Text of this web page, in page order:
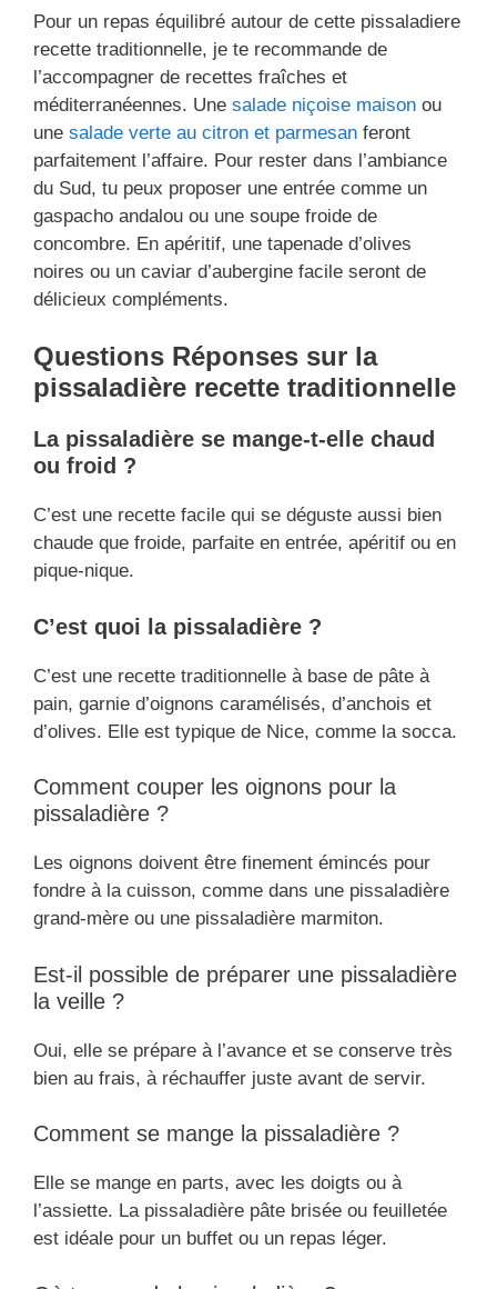
Pour un repas équilibré autour de cette pissaladiere
recette traditionnelle, je te recommande de
l’accompagner de recettes fraîches et
méditerranéennes. Une salade niçoise maison ou
une salade verte au citron et parmesan feront
parfaitement l’affaire. Pour rester dans l’ambiance
du Sud, tu peux proposer une entrée comme un
gaspacho andalou ou une soupe froide de
concombre. En apéritif, une tapenade d’olives
noires ou un caviar d’aubergine facile seront de
délicieux compléments.
Questions Réponses sur la
pissaladière recette traditionnelle
La pissaladière se mange-t-elle chaud
ou froid ?
C’est une recette facile qui se déguste aussi bien
chaude que froide, parfaite en entrée, apéritif ou en
pique-nique.
C’est quoi la pissaladière ?
C’est une recette traditionnelle à base de pâte à
pain, garnie d’oignons caramélisés, d’anchois et
d’olives. Elle est typique de Nice, comme la socca.
Comment couper les oignons pour la
pissaladière ?
Les oignons doivent être finement émincés pour
fondre à la cuisson, comme dans une pissaladière
grand-mère ou une pissaladière marmiton.
Est-il possible de préparer une pissaladière
la veille ?
Oui, elle se prépare à l’avance et se conserve très
bien au frais, à réchauffer juste avant de servir.
Comment se mange la pissaladière ?
Elle se mange en parts, avec les doigts ou à
l’assiette. La pissaladière pâte brisée ou feuilletée
est idéale pour un buffet ou un repas léger.